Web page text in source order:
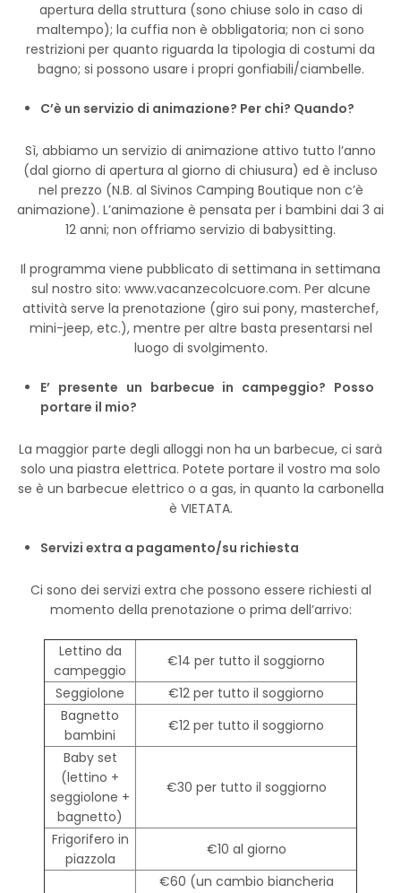
apertura della struttura (sono chiuse solo in caso di
maltempo); la cuffia non è obbligatoria; non ci sono
restrizioni per quanto riguarda la tipologia di costumi da
bagno; si possono usare i propri gonfiabili/ciambelle.
C’è un servizio di animazione? Per chi? Quando?
Sì, abbiamo un servizio di animazione attivo tutto l’anno
(dal giorno di apertura al giorno di chiusura) ed è incluso
nel prezzo (N.B. al Sivinos Camping Boutique non c’è
animazione). L’animazione è pensata per i bambini dai 3 ai
12 anni; non offriamo servizio di babysitting.
Il programma viene pubblicato di settimana in settimana
sul nostro sito: www.vacanzecolcuore.com. Per alcune
attività serve la prenotazione (giro sui pony, masterchef,
mini-jeep, etc.), mentre per altre basta presentarsi nel
luogo di svolgimento.
E’ presente un barbecue in campeggio? Posso
portare il mio?
La maggior parte degli alloggi non ha un barbecue, ci sarà
solo una piastra elettrica. Potete portare il vostro ma solo
se è un barbecue elettrico o a gas, in quanto la carbonella
è VIETATA.
Servizi extra a pagamento/su richiesta
Ci sono dei servizi extra che possono essere richiesti al
momento della prenotazione o prima dell’arrivo:
Lettino da
campeggio
€14 per tutto il soggiorno
Seggiolone
€12 per tutto il soggiorno
Bagnetto
bambini
€12 per tutto il soggiorno
Baby set
(lettino +
seggiolone +
bagnetto)
€30 per tutto il soggiorno
Frigorifero in
piazzola
€10 al giorno
€60 (un cambio biancheria